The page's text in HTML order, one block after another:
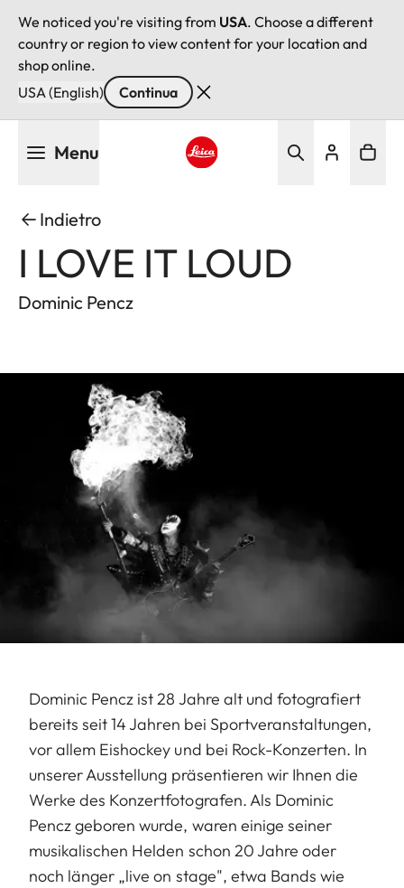
We noticed you're visiting from USA. Choose a different
country or region to view content for your location and
shop online.
USA (English)
Continua
Menu
Indietro
I LOVE IT LOUD
Dominic Pencz
Dominic Pencz ist 28 Jahre alt und fotografiert
bereits seit 14 Jahren bei Sportveranstaltungen,
vor allem Eishockey und bei Rock-Konzerten. In
unserer Ausstellung präsentieren wir Ihnen die
Werke des Konzertfotografen. Als Dominic
Pencz geboren wurde, waren einige seiner
musikalischen Helden schon 20 Jahre oder
noch länger „live on stage", etwa Bands wie